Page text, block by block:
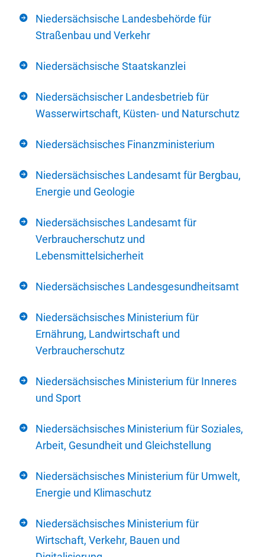
Niedersächsische Landesbehörde für
Straßenbau und Verkehr
Niedersächsische Staatskanzlei
Niedersächsischer Landesbetrieb für
Wasserwirtschaft, Küsten- und Naturschutz
Niedersächsisches Finanzministerium
Niedersächsisches Landesamt für Bergbau,
Energie und Geologie
Niedersächsisches Landesamt für
Verbraucherschutz und
Lebensmittelsicherheit
Niedersächsisches Landesgesundheitsamt
Niedersächsisches Ministerium für
Ernährung, Landwirtschaft und
Verbraucherschutz
Niedersächsisches Ministerium für Inneres
und Sport
Niedersächsisches Ministerium für Soziales,
Arbeit, Gesundheit und Gleichstellung
Niedersächsisches Ministerium für Umwelt,
Energie und Klimaschutz
Niedersächsisches Ministerium für
Wirtschaft, Verkehr, Bauen und